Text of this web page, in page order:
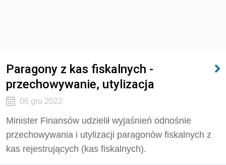
Paragony z kas fiskalnych -
przechowywanie, utylizacja
06 gru 2022
Minister Finansów udzielił wyjaśnień odnośnie
przechowywania i utylizacji paragonów fiskalnych z
kas rejestrujących (kas fiskalnych).